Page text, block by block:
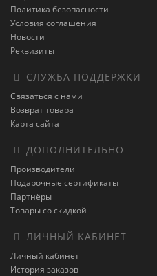
Политика безопасности
Условия соглашения
Новости
Реквизиты
СЛУЖБА ПОДДЕРЖКИ
Связаться с нами
Возврат товара
Карта сайта
ДОПОЛНИТЕЛЬНО
Производители
Подарочные сертификаты
Партнёры
Товары со скидкой
ЛИЧНЫЙ КАБИНЕТ
Личный кабинет
История заказов